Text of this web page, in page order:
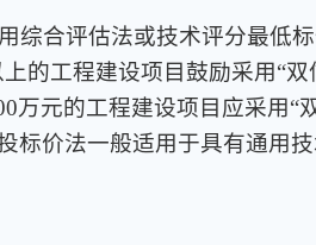
综合评估法或技术评分最低
的工程建设项目鼓励采用“
万元的工程建设项目应采用“
标价法一般适用于具有通用